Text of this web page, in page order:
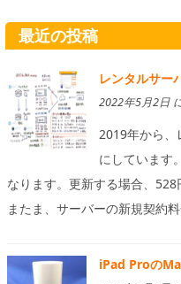
最近の投稿
レンタルサー
2022年5月2日
2019年から、
にしています
なります。更新する場合、
またま、サーバーの新規契約
iPad Proの